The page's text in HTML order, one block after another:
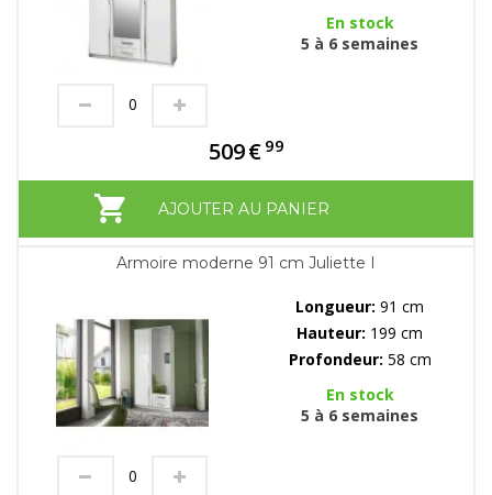
En stock
5 à 6 semaines
509€ 99
AJOUTER AU PANIER
Armoire moderne 91 cm Juliette I
Longueur: 91 cm
Hauteur: 199 cm
Profondeur: 58 cm
En stock
5 à 6 semaines